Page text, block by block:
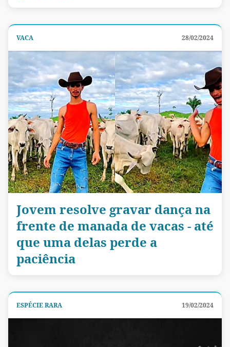
VACA 28/02/2024
Jovem resolve gravar dança na
frente de manada de vacas - até
que uma delas perde a
paciência
ESPÉCIE RARA 19/02/2024